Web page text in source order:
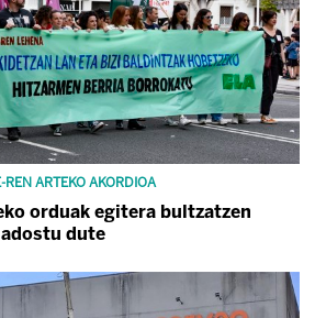
ARTEKO AKORDIOA
orduak egitera bultzatzen
dute